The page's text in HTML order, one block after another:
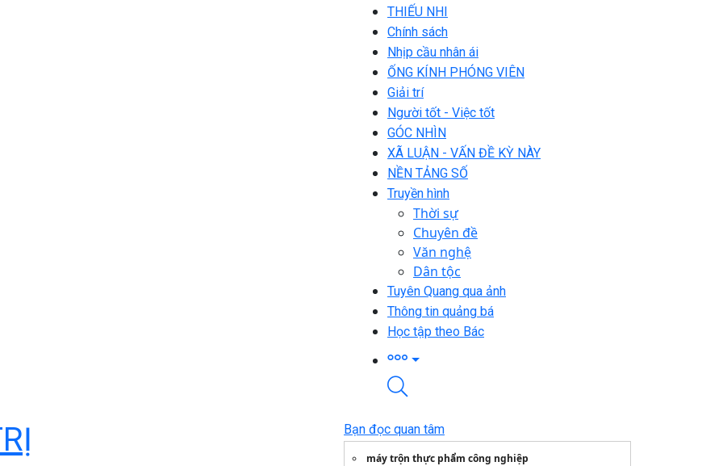
THIẾU NHI
Chính sách
Nhịp cầu nhân ái
ỐNG KÍNH PHÓNG VIÊN
Giải trí
Người tốt - Việc tốt
GÓC NHÌN
XÃ LUẬN - VẤN ĐỀ KỲ NÀY
NỀN TẢNG SỐ
Truyền hình
Thời sự
Chuyên đề
Văn nghệ
Dân tộc
Tuyên Quang qua ảnh
Thông tin quảng bá
Học tập theo Bác
Bạn đọc quan tâm
máy trộn thực phẩm công nghiệp